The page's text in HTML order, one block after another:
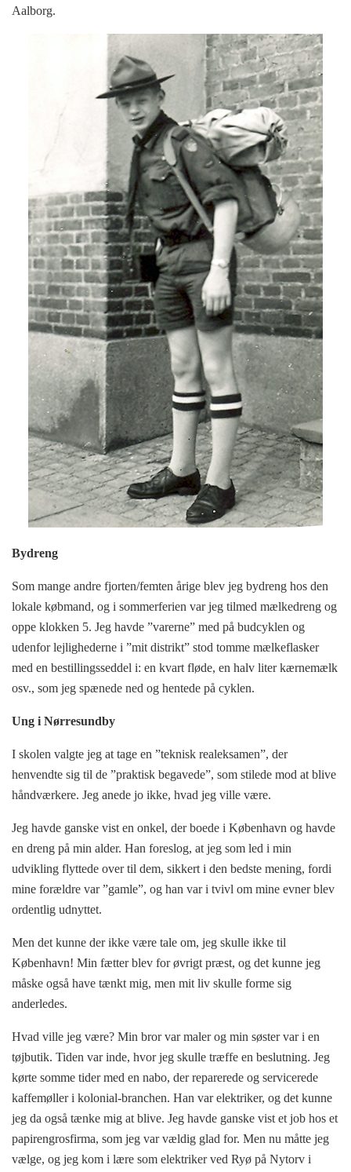
Aalborg.
Bydreng
Som mange andre fjorten/femten årige blev jeg bydreng hos den
lokale købmand, og i sommerferien var jeg tilmed mælkedreng og
oppe klokken 5. Jeg havde ”varerne” med på budcyklen og
udenfor lejlighederne i ”mit distrikt” stod tomme mælkeflasker
med en bestillingsseddel i: en kvart fløde, en halv liter kærnemælk
osv., som jeg spænede ned og hentede på cyklen.
Ung i Nørresundby
I skolen valgte jeg at tage en ”teknisk realeksamen”, der
henvendte sig til de ”praktisk begavede”, som stilede mod at blive
håndværkere. Jeg anede jo ikke, hvad jeg ville være.
Jeg havde ganske vist en onkel, der boede i København og havde
en dreng på min alder. Han foreslog, at jeg som led i min
udvikling flyttede over til dem, sikkert i den bedste mening, fordi
mine forældre var ”gamle”, og han var i tvivl om mine evner blev
ordentlig udnyttet.
Men det kunne der ikke være tale om, jeg skulle ikke til
København! Min fætter blev for øvrigt præst, og det kunne jeg
måske også have tænkt mig, men mit liv skulle forme sig
anderledes.
Hvad ville jeg være? Min bror var maler og min søster var i en
tøjbutik. Tiden var inde, hvor jeg skulle træffe en beslutning. Jeg
kørte somme tider med en nabo, der reparerede og servicerede
kaffemøller i kolonial-branchen. Han var elektriker, og det kunne
jeg da også tænke mig at blive. Jeg havde ganske vist et job hos et
papirengrosfirma, som jeg var vældig glad for. Men nu måtte jeg
vælge, og jeg kom i lære som elektriker ved Ryø på Nytorv i